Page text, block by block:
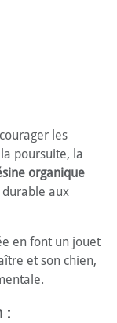
les
poursuite, la
organique
aux
en font un jouet
et son chien,
: